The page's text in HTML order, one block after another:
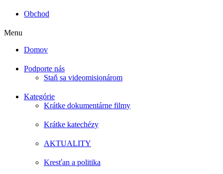
Obchod
Menu
Domov
Podporte nás
Staň sa videomisionárom
Kategórie
Krátke dokumentárne filmy
Krátke katechézy
AKTUALITY
Kresťan a politika